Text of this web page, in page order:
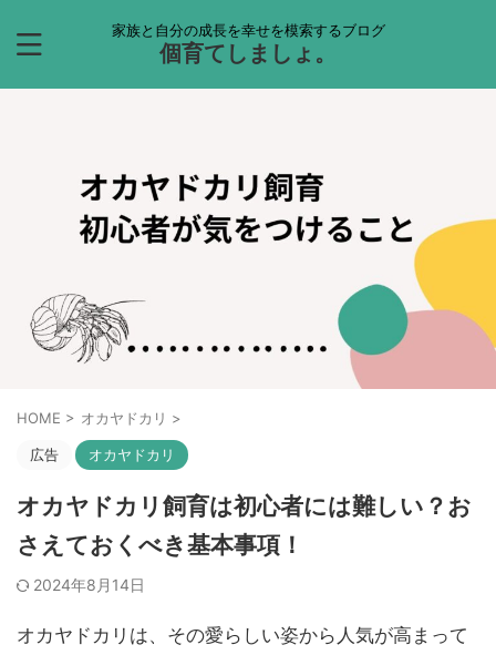
家族と自分の成長を幸せを模索するブログ
個育てしましょ。
HOME > オカヤドカリ >
広告 オカヤドカリ
オカヤドカリ飼育は初心者には難しい？お
さえておくべき基本事項！
2024年8月14日
オカヤドカリは、その愛らしい姿から人気が高まって